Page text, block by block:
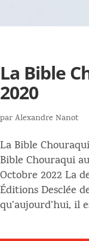
La Bible
2020
parAlexandre Nanot
La Bible
Bible Chouraqui
Octobre 2022 La
Éditions Desclée
qu’aujourd’hui, il